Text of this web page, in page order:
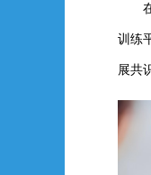
训练
展共